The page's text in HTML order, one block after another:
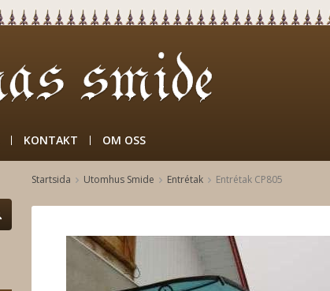
KONTAKT OM OSS
Startsida Utomhus Smide Entrétak Entrétak CP805